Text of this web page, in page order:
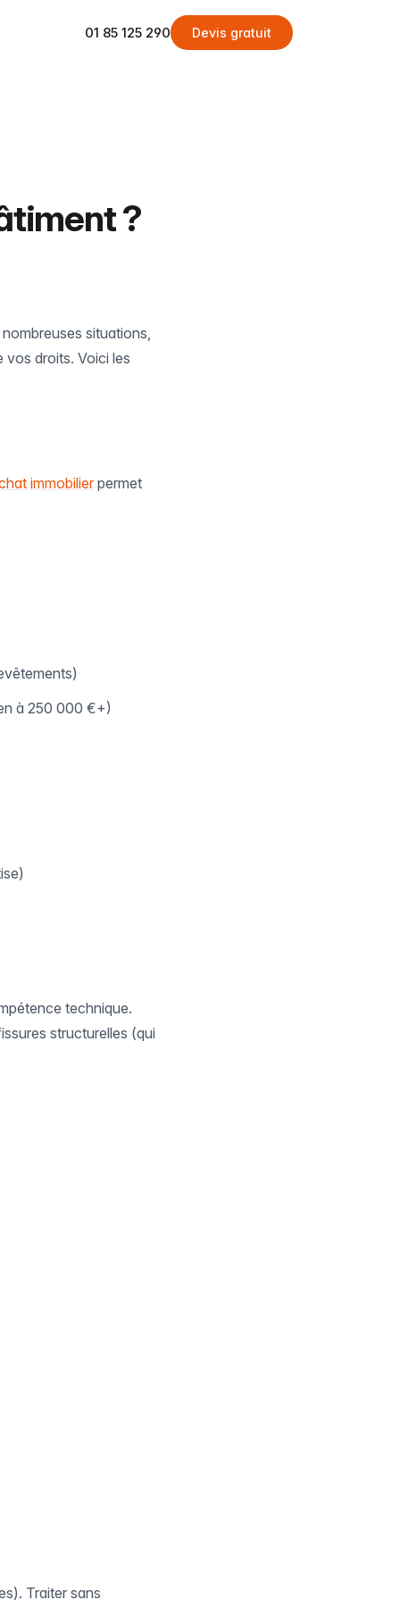
01 85 125 290 Devis gratuit
?
situations,
vos droits. Voici les
immobilierpermet
à 250 000 €+)
technique.
structurelles (qui
Traiter sans